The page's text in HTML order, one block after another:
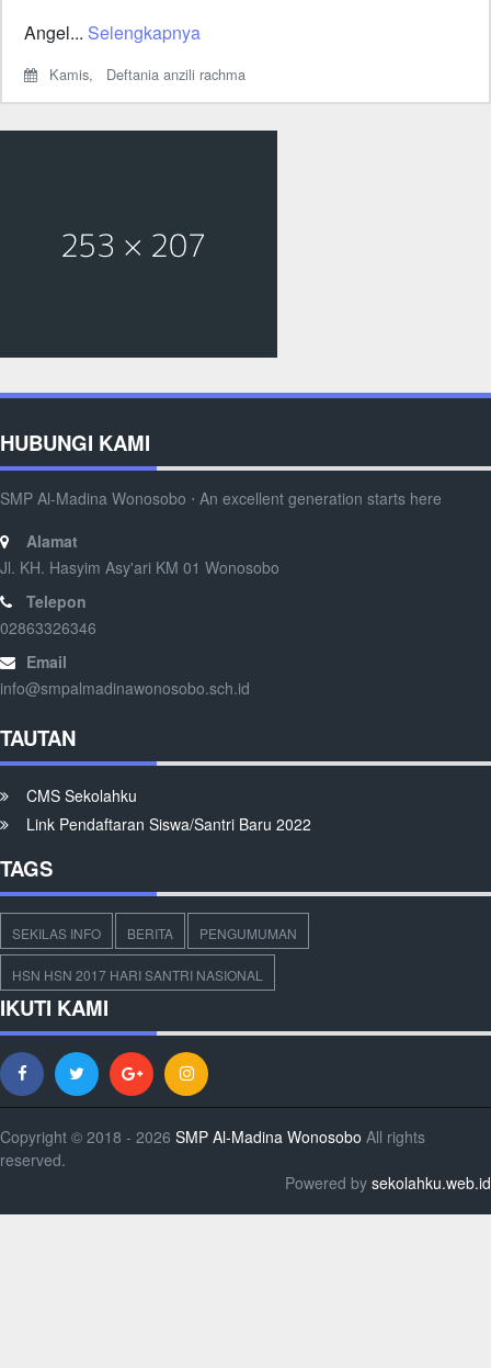
Angel... Selengkapnya
Kamis, Deftania anzili rachma
HUBUNGI KAMI
SMP Al-Madina Wonosobo ⋅ An excellent generation starts here
Alamat
Jl. KH. Hasyim Asy'ari KM 01 Wonosobo
Telepon
02863326346
Email
info@smpalmadinawonosobo.sch.id
TAUTAN
CMS Sekolahku
Link Pendaftaran Siswa/Santri Baru 2022
TAGS
SEKILAS INFO BERITA PENGUMUMAN
HSN HSN 2017 HARI SANTRI NASIONAL
IKUTI KAMI
Copyright © 2018 - 2026 SMP Al-Madina Wonosobo All rights
reserved.
Powered by sekolahku.web.id